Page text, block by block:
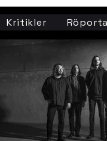
Kritikler